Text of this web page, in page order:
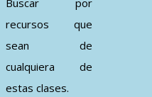
Buscar por
recursos que
sean de
cualquiera de
estas clases.